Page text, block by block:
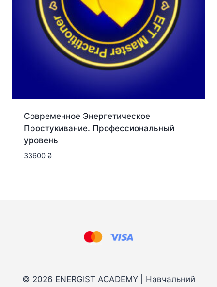
Современное Энергетическое
Простукивание. Профессиональный
уровень
33600 ₴
© 2026 ENERGIST ACADEMY | Навчальний